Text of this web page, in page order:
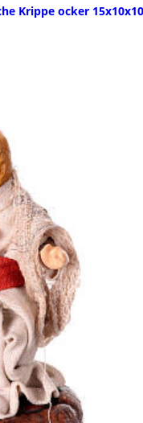
Krippe ocker